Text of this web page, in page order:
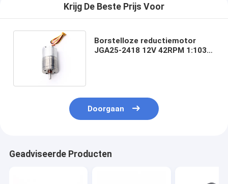
Krijg De Beste Prijs Voor
Borstelloze reductiemotor
JGA25-2418 12V 42RPM 1:103
Doorgaan
Geadviseerde Producten